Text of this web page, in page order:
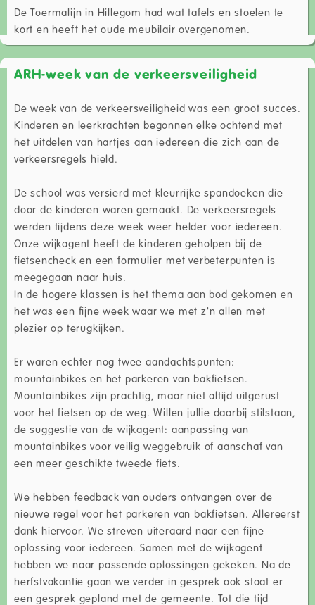
De Toermalijn in Hillegom had wat tafels en stoelen te
kort en heeft het oude meubilair overgenomen.
ARH-week van de verkeersveiligheid
De week van de verkeersveiligheid was een groot succes.
Kinderen en leerkrachten begonnen elke ochtend met
het uitdelen van hartjes aan iedereen die zich aan de
verkeersregels hield.
De school was versierd met kleurrijke spandoeken die
door de kinderen waren gemaakt. De verkeersregels
werden tijdens deze week weer helder voor iedereen.
Onze wijkagent heeft de kinderen geholpen bij de
fietsencheck en een formulier met verbeterpunten is
meegegaan naar huis.
In de hogere klassen is het thema aan bod gekomen en
het was een fijne week waar we met z'n allen met
plezier op terugkijken.
Er waren echter nog twee aandachtspunten:
mountainbikes en het parkeren van bakfietsen.
Mountainbikes zijn prachtig, maar niet altijd uitgerust
voor het fietsen op de weg. Willen jullie daarbij stilstaan,
de suggestie van de wijkagent: aanpassing van
mountainbikes voor veilig weggebruik of aanschaf van
een meer geschikte tweede fiets.
We hebben feedback van ouders ontvangen over de
nieuwe regel voor het parkeren van bakfietsen. Allereerst
dank hiervoor. We streven uiteraard naar een fijne
oplossing voor iedereen. Samen met de wijkagent
hebben we naar passende oplossingen gekeken. Na de
herfstvakantie gaan we verder in gesprek ook staat er
een gesprek gepland met de gemeente. Tot die tijd